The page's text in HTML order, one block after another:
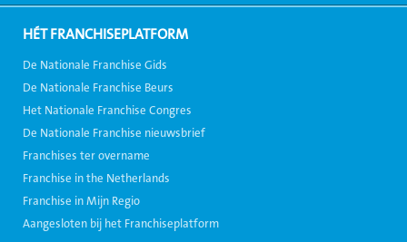
HÉT FRANCHISEPLATFORM
De Nationale Franchise Gids
De Nationale Franchise Beurs
Het Nationale Franchise Congres
De Nationale Franchise nieuwsbrief
Franchises ter overname
Franchise in the Netherlands
Franchise in Mijn Regio
Aangesloten bij het Franchiseplatform